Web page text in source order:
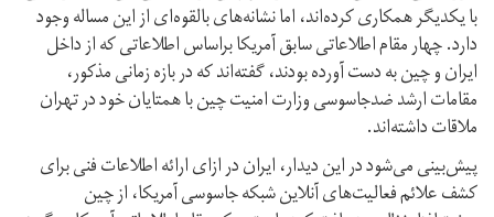
با یکدیگر همکاری کرده‌اند، اما نشانه‌های بالقوه‌ای از این مساله وجود
دارد. چهار مقام اطلاعاتی سابق آمریکا براساس اطلاعاتی که از داخل
ایران و چین به دست آورده بودند، گفته‌اند که در بازه زمانی مذکور،
مقامات ارشد ضدجاسوسی وزارت امنیت چین با همتایان خود در تهران
ملاقات داشته‌اند.
پیش‌بینی می‌شود در این دیدار، ایران در ازای ارائه اطلاعات فنی برای
کشف علائم فعالیت‌های آنلاین شبکه جاسوسی آمریکا، از چین